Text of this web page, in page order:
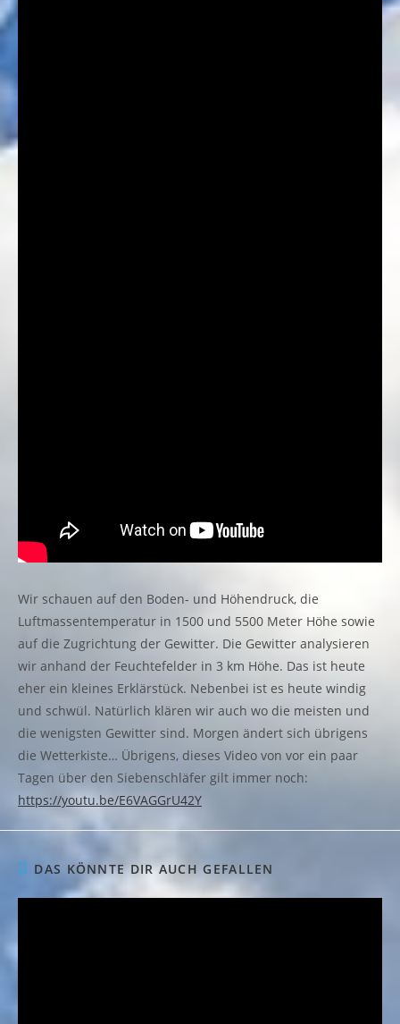
Wir schauen auf den Boden- und Höhendruck, die
Luftmassentemperatur in 1500 und 5500 Meter Höhe sowie
auf die Zugrichtung der Gewitter. Die Gewitter analysieren
wir anhand der Feuchtefelder in 3 km Höhe. Das ist heute
eher ein kleines Erklärstück. Nebenbei ist es heute windig
und schwül. Natürlich klären wir auch wo die meisten und
die wenigsten Gewitter sind. Morgen ändert sich übrigens
die Wetterkiste… Übrigens, dieses Video von vor ein paar
Tagen über den Siebenschläfer gilt immer noch:
https://youtu.be/E6VAGGrU42Y
DAS KÖNNTE DIR AUCH GEFALLEN